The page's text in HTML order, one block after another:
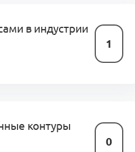
в индустрии
1
контуры
0